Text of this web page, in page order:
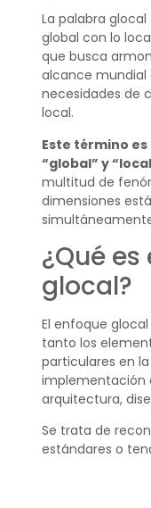
La palabra
global con lo
que busca
alcance mundial
necesidades de
local.
Este término
“global” y
multitud de
dimensiones
¿Qué
glocal?
El enfoque
tanto los
particulares en
implementación
arquitectura,
Se trata de
estándares o